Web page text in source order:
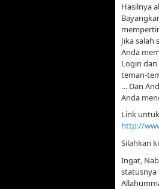
Hasilnya
Jika
Anda
Login
teman-
… Dan
Anda
Link
http://
Silahkan
Ingat,
statusnya